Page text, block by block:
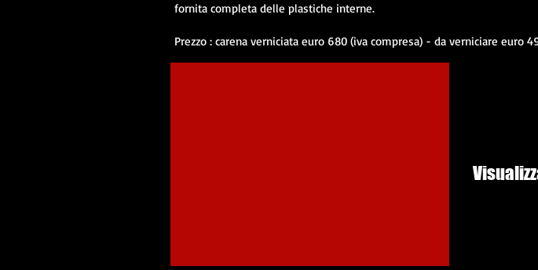
fornita completa delle plastiche interne.
Prezzo : carena verniciata euro 680 (iva compresa) - da verniciare euro